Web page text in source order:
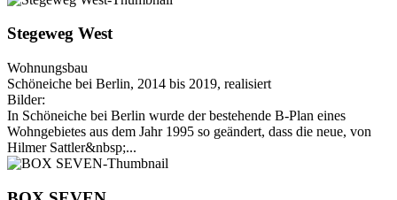
Stegeweg West
Wohnungsbau
Schöneiche bei Berlin, 2014 bis 2019, realisiert
Bilder:
In Schöneiche bei Berlin wurde der bestehende B-Plan eines
Wohngebietes aus dem Jahr 1995 so geändert, dass die neue, von
Hilmer Sattler&nbsp;...